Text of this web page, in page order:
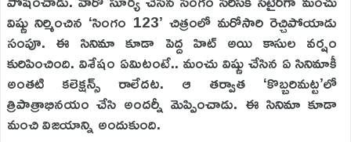
విష్ణు నిర్మించిన ‘సింగం 123’ చిత్రంలో మరోసారి రెచ్చిపోయాడు
సంపూ. ఈ సినిమా కూడా పెద్ద హిట్‌ అయి కాసుల వర్షం
కురిపించింది. విశేషం ఏమిటంటే.. మంచు విష్ణు చేసిన ఏ సినిమాకీ
అంతటి కలెక్షన్స్‌ రాలేదట. ఆ తర్వాత ‘కొబ్బరిమట్ట’లో
త్రిపాత్రాభినయం చేసి అందర్నీ మెప్పించాడు. ఈ సినిమా కూడా
మంచి విజయాన్ని అందుకుంది.